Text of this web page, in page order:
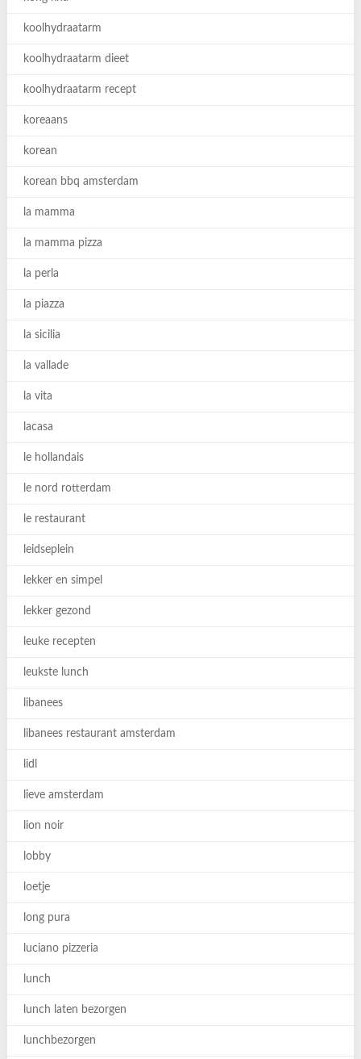
koolhydraatarm
koolhydraatarm dieet
koolhydraatarm recept
koreaans
korean
korean bbq amsterdam
la mamma
la mamma pizza
la perla
la piazza
la sicilia
la vallade
la vita
lacasa
le hollandais
le nord rotterdam
le restaurant
leidseplein
lekker en simpel
lekker gezond
leuke recepten
leukste lunch
libanees
libanees restaurant amsterdam
lidl
lieve amsterdam
lion noir
lobby
loetje
long pura
luciano pizzeria
lunch
lunch laten bezorgen
lunchbezorgen